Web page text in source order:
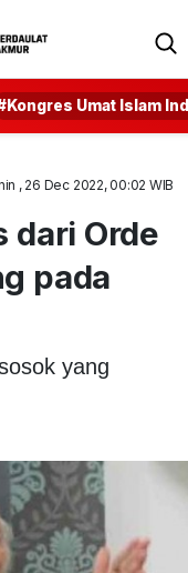
Umat Islam
, 26 Dec 2022, 00:02 WIB
dari Orde
pada
yang